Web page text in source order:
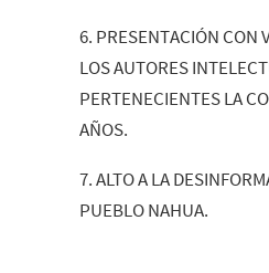
6. PRESENTACIÓN CON
LOS AUTORES
PERTENECIENTES LA
AÑOS.
7. ALTO A LA
PUEBLO NAHUA.